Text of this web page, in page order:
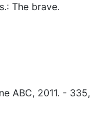
The brave.
ABC, 2011. -